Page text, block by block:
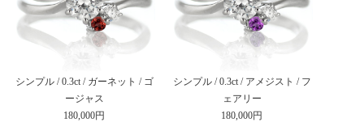
シンプル / 0.3ct / ガーネット / ゴ
ージャス
180,000円
シンプル / 0.3ct / アメジスト / フ
ェアリー
180,000円